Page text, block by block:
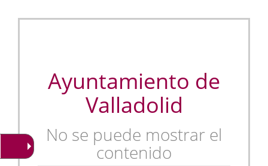
Ayuntamiento de
Valladolid
No se puede mostrar el
contenido